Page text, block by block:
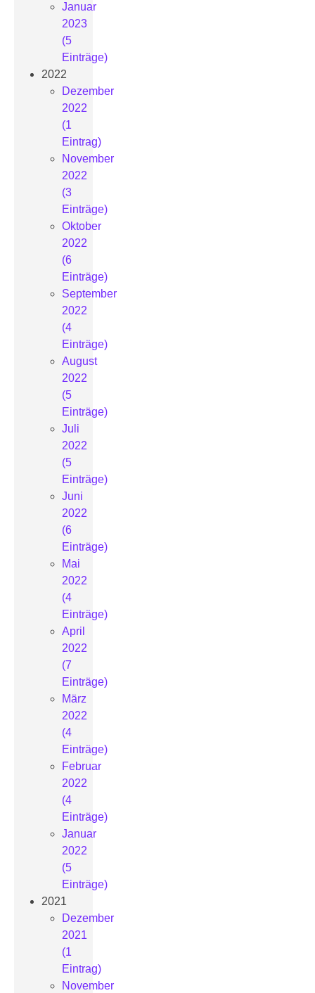
Januar
2023
(5
Einträge)
2022
Dezember
2022
(1
Eintrag)
November
2022
(3
Einträge)
Oktober
2022
(6
Einträge)
September
2022
(4
Einträge)
August
2022
(5
Einträge)
Juli
2022
(5
Einträge)
Juni
2022
(6
Einträge)
Mai
2022
(4
Einträge)
April
2022
(7
Einträge)
März
2022
(4
Einträge)
Februar
2022
(4
Einträge)
Januar
2022
(5
Einträge)
2021
Dezember
2021
(1
Eintrag)
November